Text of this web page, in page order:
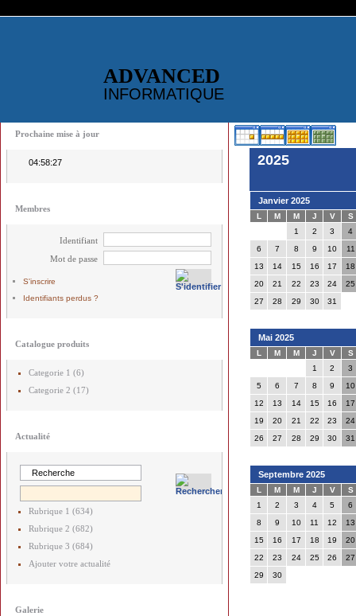
ADVANCED
INFORMATIQUE
Prochaine mise à jour
04:58:27
Membres
Identifiant
Mot de passe
S'inscrire
Identifiants perdus ?
Catalogue produits
Categorie 1 (6)
Categorie 2 (17)
Actualité
Rubrique 1 (634)
Rubrique 2 (682)
Rubrique 3 (684)
Ajouter votre actualité
Galerie
2025
Janvier 2025
L M M J V
S
1
2 3
4
6
7 8 9 10
11
13
14 15 16 17
18
20
21 22 23 24
25
27
28 29 30 31
Mai 2025
L M M J V
S
1
2
3
5
6 7 8 9
10
12
13 14 15 16
17
19
20 21 22 23
24
26
27 28 29 30 31
Septembre 2025
L M M J V
S
1
2 3 4 5
6
8
9 10 11 12
13
15
16 17 18 19
20
22
23 24 25 26
27
29
30